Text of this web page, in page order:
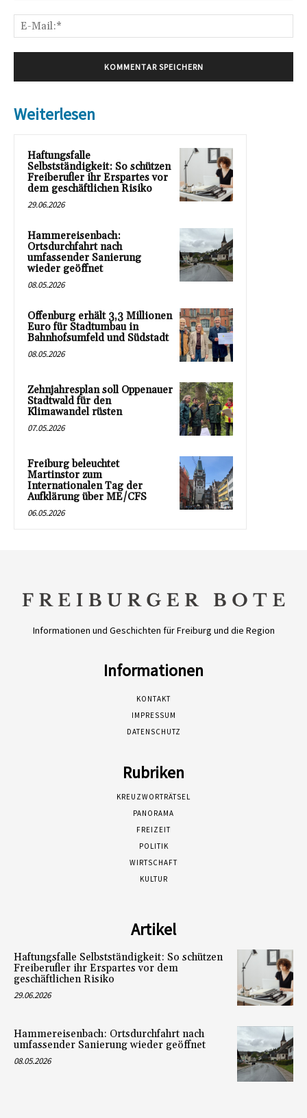
Weiterlesen
Haftungsfalle
Selbstständigkeit: So schützen
Freiberufler ihr Erspartes vor
dem geschäftlichen Risiko
29.06.2026
Hammereisenbach:
Ortsdurchfahrt nach
umfassender Sanierung
wieder geöffnet
08.05.2026
Offenburg erhält 3,3 Millionen
Euro für Stadtumbau in
Bahnhofsumfeld und Südstadt
08.05.2026
Zehnjahresplan soll Oppenauer
Stadtwald für den
Klimawandel rüsten
07.05.2026
Freiburg beleuchtet
Martinstor zum
Internationalen Tag der
Aufklärung über ME/CFS
06.05.2026
Informationen und Geschichten für Freiburg und die Region
Informationen
KONTAKT
IMPRESSUM
DATENSCHUTZ
Rubriken
KREUZWORTRÄTSEL
PANORAMA
FREIZEIT
POLITIK
WIRTSCHAFT
KULTUR
Artikel
Haftungsfalle Selbstständigkeit: So schützen
Freiberufler ihr Erspartes vor dem
geschäftlichen Risiko
29.06.2026
Hammereisenbach: Ortsdurchfahrt nach
umfassender Sanierung wieder geöffnet
08.05.2026